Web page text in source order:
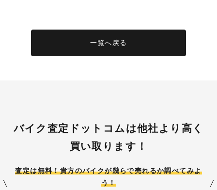
一覧へ戻る
バイク査定ドットコムは他社より高く
買い取ります！
査定は無料！貴方のバイクが幾らで売れるか調べてみよ
う！